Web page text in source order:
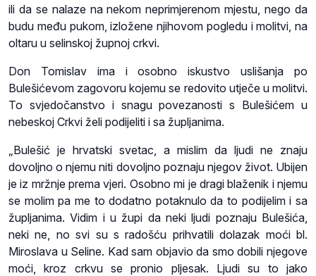
ili da se nalaze na nekom neprimjerenom mjestu, nego da
budu među pukom, izložene njihovom pogledu i molitvi, na
oltaru u selinskoj župnoj crkvi.
Don Tomislav ima i osobno iskustvo uslišanja po
Bulešićevom zagovoru kojemu se redovito utječe u molitvi.
To svjedočanstvo i snagu povezanosti s Bulešićem u
nebeskoj Crkvi želi podijeliti i sa župljanima.
„Bulešić je hrvatski svetac, a mislim da ljudi ne znaju
dovoljno o njemu niti dovoljno poznaju njegov život. Ubijen
je iz mržnje prema vjeri. Osobno mi je dragi blaženik i njemu
se molim pa me to dodatno potaknulo da to podijelim i sa
župljanima. Vidim i u župi da neki ljudi poznaju Bulešića,
neki ne, no svi su s radošću prihvatili dolazak moći bl.
Miroslava u Seline. Kad sam objavio da smo dobili njegove
moći, kroz crkvu se pronio pljesak. Ljudi su to jako